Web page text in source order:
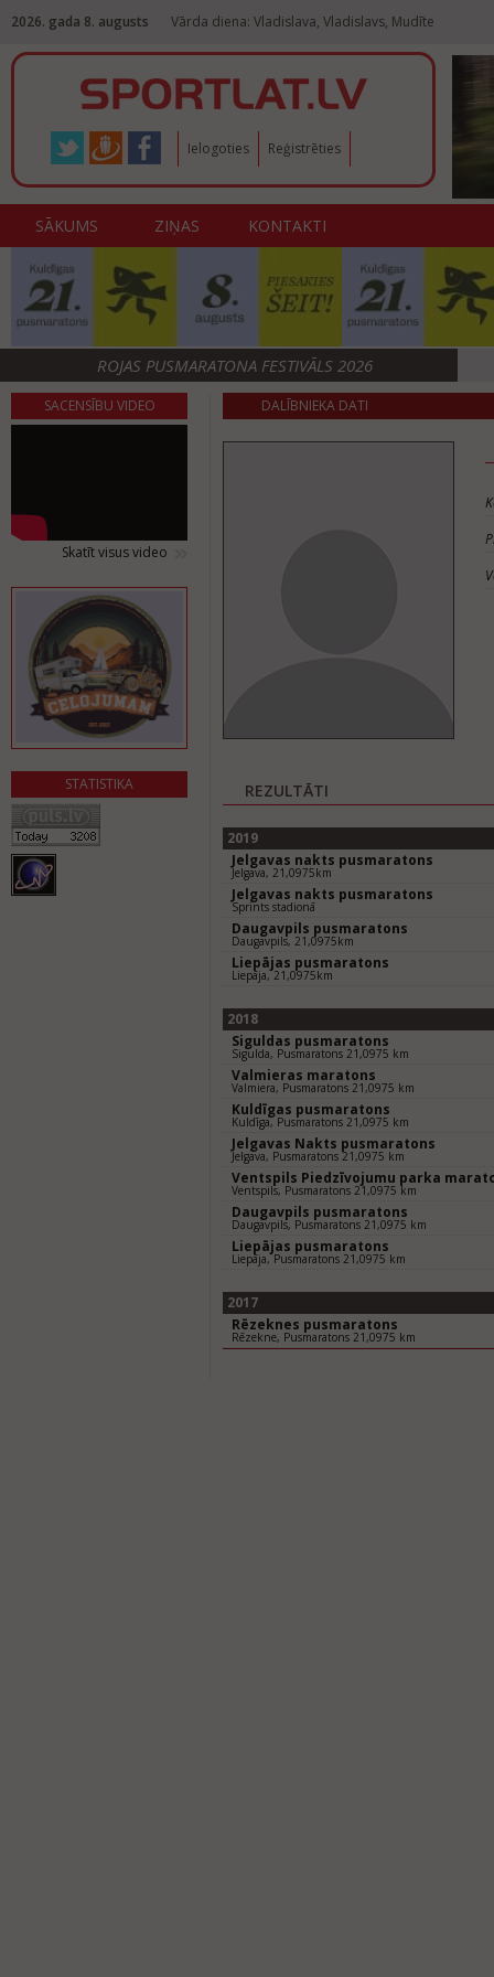
2026. gada 8. augusts Vārda diena: Vladislava, Vladislavs, Mudīte
Ielogoties Reģistrēties
SĀKUMS ZIŅAS KONTAKTI
ROJAS PUSMARATONA FESTIVĀLS 2026
SACENSĪBU VIDEO
Skatīt visus video
STATISTIKA
DALĪBNIEKA DATI
REZULTĀTI
2019
Jelgavas nakts pusmaratons
Jelgava, 21,0975km
Jelgavas nakts pusmaratons
Sprints stadionā
Daugavpils pusmaratons
Daugavpils, 21,0975km
Liepājas pusmaratons
Liepāja, 21,0975km
2018
Siguldas pusmaratons
Sigulda, Pusmaratons 21,0975 km
Valmieras maratons
Valmiera, Pusmaratons 21,0975 km
Kuldīgas pusmaratons
Kuldīga, Pusmaratons 21,0975 km
Jelgavas Nakts pusmaratons
Jelgava, Pusmaratons 21,0975 km
Ventspils Piedzīvojumu parka
Ventspils, Pusmaratons 21,0975 km
Daugavpils pusmaratons
Daugavpils, Pusmaratons 21,0975 km
Liepājas pusmaratons
Liepāja, Pusmaratons 21,0975 km
2017
Rēzeknes pusmaratons
Rēzekne, Pusmaratons 21,0975 km